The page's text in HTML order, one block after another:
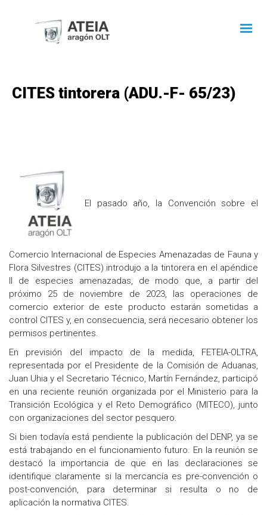
CITES tintorera (ADU.-F- 65/23)
El pasado año, la Convención sobre el
Comercio Internacional de Especies Amenazadas de Fauna y
Flora Silvestres (CITES) introdujo a la tintorera en el apéndice
II de especies amenazadas, de modo que, a partir del
próximo 25 de noviembre de 2023, las operaciones de
comercio exterior de este producto estarán sometidas a
control CITES y, en consecuencia, será necesario obtener los
permisos pertinentes.
En previsión del impacto de la medida, FETEIA-OLTRA,
representada por el Presidente de la Comisión de Aduanas,
Juan Uhia y el Secretario Técnico, Martín Fernández, participó
en una reciente reunión organizada por el Ministerio para la
Transición Ecológica y el Reto Demográfico (MITECO), junto
con organizaciones del sector pesquero.
Si bien todavía está pendiente la publicación del DENP, ya se
está trabajando en el funcionamiento futuro. En la reunión se
destacó la importancia de que en las declaraciones se
identifique claramente si la mercancía es pre-convención o
post-convención, para determinar si resulta o no de
aplicación la normativa CITES.